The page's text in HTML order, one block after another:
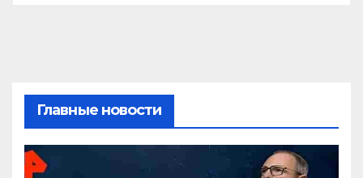
Главные новости